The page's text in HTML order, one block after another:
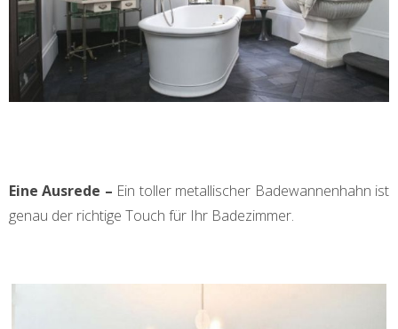
Eine Ausrede – Ein toller metallischer Badewannenhahn ist
genau der richtige Touch für Ihr Badezimmer.